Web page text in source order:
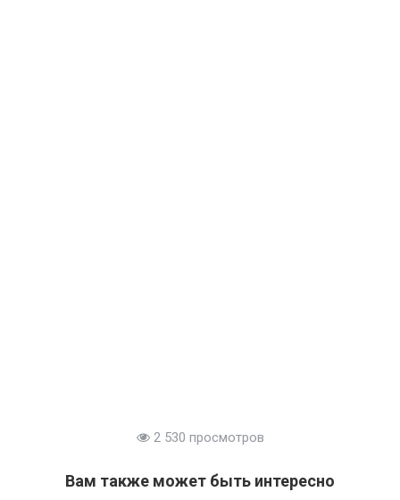
2 530 просмотров
Вам также может быть интересно